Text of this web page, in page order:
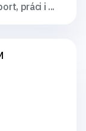
práci i ...